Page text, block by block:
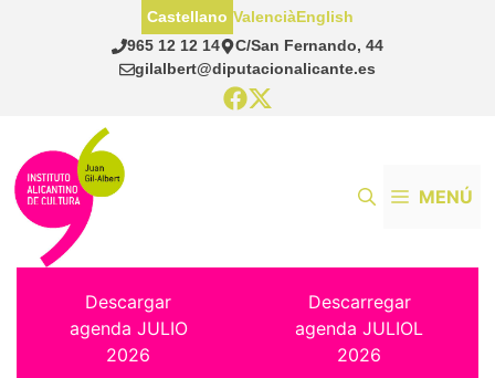
965 12 12 14
C/San Fernando, 44
gilalbert@diputacionalicante.es
Castellano ValenciàEnglish
MENÚ
Descargar
agenda JULIO
2026
Descarregar
agenda JULIOL
2026